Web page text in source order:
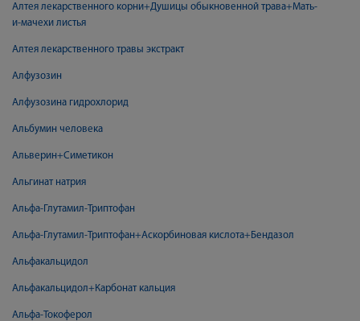
Алтея лекарственного корни+Душицы обыкновенной трава+Мать-
и-мачехи листья
Алтея лекарственного травы экстракт
Алфузозин
Алфузозина гидрохлорид
Альбумин человека
Альверин+Симетикон
Альгинат натрия
Альфа-Глутамил-Триптофан
Альфа-Глутамил-Триптофан+Аскорбиновая кислота+Бендазол
Альфакальцидол
Альфакальцидол+Карбонат кальция
Альфа-Токоферол